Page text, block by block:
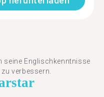
seine Englischkenntnisse
verbessern.
star